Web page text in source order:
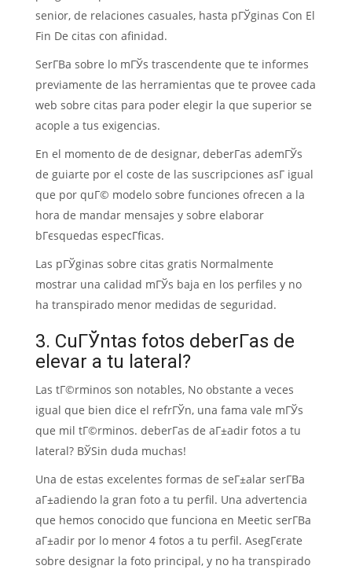
senior, de relaciones casuales, hasta pГЎginas Con El
Fin De citas con afinidad.
SerГ­В­a sobre lo mГЎs trascendente que te informes
previamente de las herramientas que te provee cada
web sobre citas para poder elegir la que superior se
acople a tus exigencias.
En el momento de de designar, deberГ­as ademГЎs
de guiarte por el coste de las suscripciones asГ­ igual
que por quГ© modelo sobre funciones ofrecen a la
hora de mandar mensajes y sobre elaborar
bГєsquedas especГ­ficas.
Las pГЎginas sobre citas gratis Normalmente
mostrar una calidad mГЎs baja en los perfiles y no
ha transpirado menor medidas de seguridad.
3. CuГЎntas fotos deberГ­as de
elevar a tu lateral?
Las tГ©rminos son notables, No obstante a veces
igual que bien dice el refrГЎn, una fama vale mГЎs
que mil tГ©rminos. deberГ­as de aГ±adir fotos a tu
lateral? ВЎSin duda muchas!
Una de estas excelentes formas de seГ±alar serГ­В­a
aГ±adiendo la gran foto a tu perfil. Una advertencia
que hemos conocido que funciona en Meetic serГ­В­a
aГ±adir por lo menor 4 fotos a tu perfil. AsegГєrate
sobre designar la foto principal, y no ha transpirado